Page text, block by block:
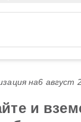
на6 август
и